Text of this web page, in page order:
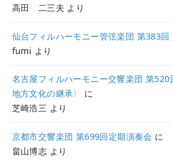
高田 二三夫 より
仙台フィルハーモニー管弦楽団 第383回
fumi より
名古屋フィルハーモニー交響楽団 第
地方文化の継承〉
に
芝崎浩三 より
京都市交響楽団 第699回定期演奏会 に
畠山博志 より